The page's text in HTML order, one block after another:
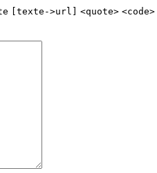
[texte->url] <quote> <code>